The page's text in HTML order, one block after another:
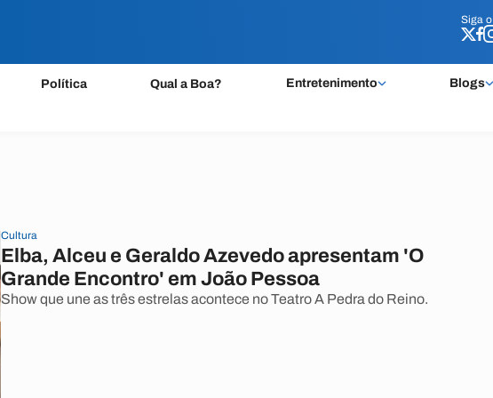
Siga o
Política Qual a Boa? Entretenimento Blogs
Siga o
Cultura
Elba, Alceu e Geraldo Azevedo apresentam 'O
Grande Encontro' em João Pessoa
Show que une as três estrelas acontece no Teatro A Pedra do Reino.